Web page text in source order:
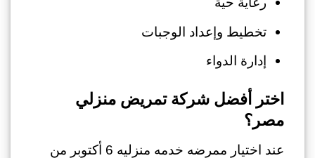
تخطيط وإعداد الوجبات
إدارة الدواء
اختر أفضل شركة تمريض منزلي
مصر؟
عند اختيار
ممرضه خدمه منزليه 6 أكتوبر من